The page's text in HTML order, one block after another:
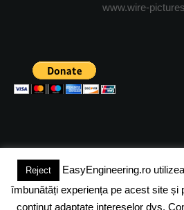
www.wire-
(c) 2024 -
DESPRE NOI ADVERTISING
Reject
EasyEngineering.ro
îmbunătăți experiența pe acest site și
conținut adaptate intereselor dvs.